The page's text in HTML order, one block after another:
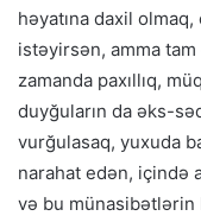
həyatına daxil olmaq,
istəyirsən, amma
zamanda paxıllıq,
duyğuların da əks-
vurğulasaq, yuxuda
narahat edən, içində
və bu münasibətlərin